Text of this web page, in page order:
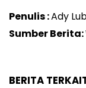
Penulis :Ady
Sumber
BERITA